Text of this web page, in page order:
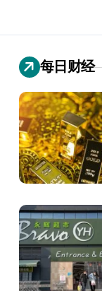
每日财经